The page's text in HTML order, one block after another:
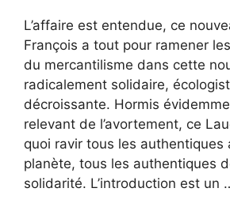
L’affaire est entendue, ce
François a tout pour ramener
du mercantilisme dans cette
radicalement solidaire,
décroissante. Hormis
relevant de l’avortement, ce
quoi ravir tous les authentiques
planète, tous les authentiques
solidarité. L’introduction est un